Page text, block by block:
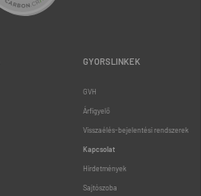
GYORSLINKEK
GVH
Árfigyelő
Visszaélés-bejelentési rendszerek
Kapcsolat
Hirdetmények
Sajtószoba